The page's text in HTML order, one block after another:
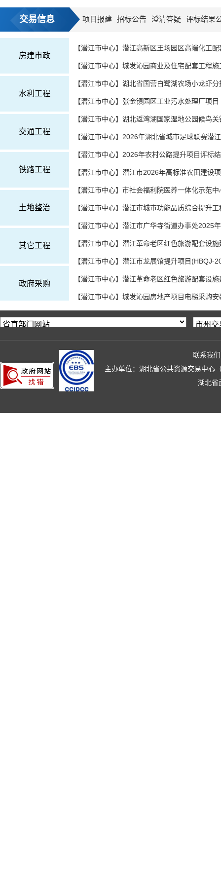
交易信息 项目报建 招标公告 澄清答疑 评标结果
房建市政
水利工程
交通工程
铁路工程
土地整治
其它工程
政府采购
【潜江市中心】潜江市龙展馆提升项目(HBQJ-
房建市政
水利工程
【潜江市中心】潜江市龙展馆提升项目项目报
联系我们
主办单位：湖北省公共资源交易中心
湖北省